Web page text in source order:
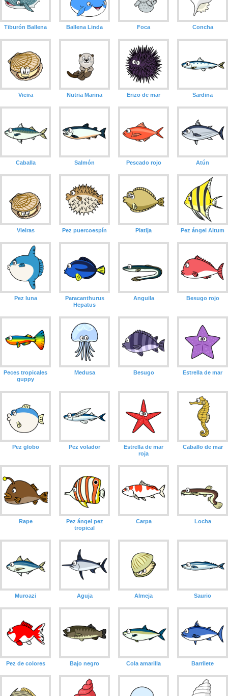
Tiburón Ballena Ballena Linda Foca Concha
Vieira Nutria Marina Erizo de mar Sardina
Caballa Salmón Pescado rojo Atún
Vieiras Pez puercoespín Platija Pez ángel Altum
Pez luna
Paracanthurus
Hepatus
Anguila Besugo rojo
Peces tropicales
guppy
Medusa Besugo Estrella de mar
Pez globo Pez volador
Estrella de mar
roja
Caballo de mar
Rape
Pez ángel pez
tropical
Carpa Locha
Muroazi Aguja Almeja Saurio
Pez de colores Bajo negro Cola amarilla Barrilete